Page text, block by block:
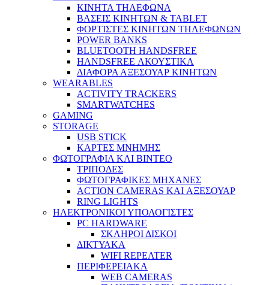
ΚΙΝΗΤΑ ΤΗΛΕΦΩΝΑ
ΒΑΣΕΙΣ ΚΙΝΗΤΩΝ & TABLET
ΦΟΡΤΙΣΤΕΣ ΚΙΝΗΤΩΝ ΤΗΛΕΦΩΝΩΝ
POWER BANKS
BLUETOOTH HANDSFREE
HANDSFREE ΑΚΟΥΣΤΙΚΑ
ΔΙΑΦΟΡΑ ΑΞΕΣΟΥΑΡ ΚΙΝΗΤΩΝ
WEARABLES
ACTIVITY TRACKERS
SMARTWATCHES
GAMING
STORAGE
USB STICK
ΚΑΡΤΕΣ ΜΝΗΜΗΣ
ΦΩΤΟΓΡΑΦΙΑ ΚΑΙ ΒΙΝΤΕΟ
ΤΡΙΠΟΔΕΣ
ΦΩΤΟΓΡΑΦΙΚΕΣ ΜΗΧΑΝΕΣ
ACTION CAMERAS KAI ΑΞΕΣΟΥΑΡ
RING LIGHTS
ΗΛΕΚΤΡΟΝΙΚΟΙ ΥΠΟΛΟΓΙΣΤΕΣ
PC HARDWARE
ΣΚΛΗΡΟΙ ΔΙΣΚΟΙ
ΔΙΚΤΥΑΚΑ
WIFI REPEATER
ΠΕΡΙΦΕΡΕΙΑΚΑ
WEB CAMERAS